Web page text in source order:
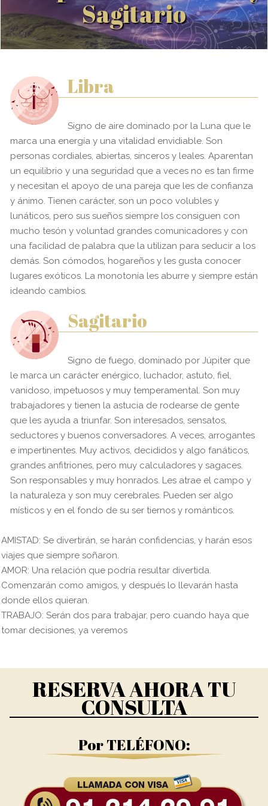
Sagitario
Libra
Signo de aire dominado por la Luna que le
marca una energía y una vitalidad envidiable. Son
personas cordiales, abiertas, sinceros y leales. Aparentan
un equilibrio y una seguridad que a veces no es tan firme
y necesitan el apoyo de una pareja que les de confianza
y ánimo. Tienen carácter, son un poco volubles y
lunáticos, pero sus sueños siempre los consiguen con
mucho tesón y voluntad grandes comunicadores y con
una facilidad de palabra que la utilizan para seducir a los
demás. Son cómodos, hogareños y les gusta conocer
lugares exóticos. La monotonía les aburre y siempre están
ideando cambios.
Sagitario
Signo de fuego, dominado por Júpiter que
le marca un carácter enérgico, luchador, astuto, fiel,
vanidoso, impetuosos y muy temperamental. Son muy
trabajadores y tienen la astucia de rodearse de gente
que les ayuda a triunfar. Son interesados, sensatos,
seductores y buenos conversadores. A veces, arrogantes
e impertinentes. Muy activos, decididos y algo fanáticos,
grandes anfitriones, pero muy calculadores y sagaces.
Son responsables y muy honrados. Les atrae el campo y
la naturaleza y son muy cerebrales. Pueden ser algo
místicos y en el fondo de su ser tiernos y románticos.
AMISTAD: Se divertirán, se harán confidencias, y harán esos
viajes que siempre soñaron.
AMOR: Una relación que podría resultar divertida.
Comenzarán como amigos, y después lo llevarán hasta
donde ellos quieran.
TRABAJO: Serán dos para trabajar, pero cuando haya que
tomar decisiones, ya veremos
RESERVA AHORA TU
CONSULTA
Por TELÉFONO: